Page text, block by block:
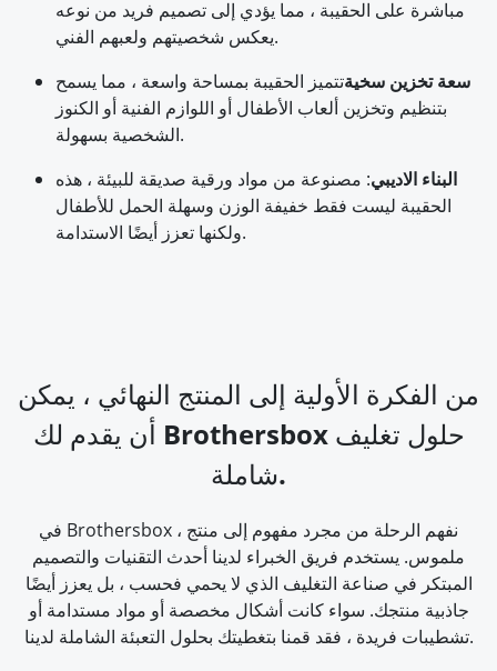
مباشرة على الحقيبة ، مما يؤدي إلى تصميم فريد من نوعه
يعكس شخصيتهم ولعبهم الفني.
سعة تخزين سخيةتتميز الحقيبة بمساحة واسعة ، مما يسمح
بتنظيم وتخزين ألعاب الأطفال أو اللوازم الفنية أو الكنوز
الشخصية بسهولة.
البناء الاديبي: مصنوعة من مواد ورقية صديقة للبيئة ، هذه
الحقيبة ليست فقط خفيفة الوزن وسهلة الحمل للأطفال
ولكنها تعزز أيضًا الاستدامة.
من الفكرة الأولية إلى المنتج النهائي ، يمكن
أن يقدم لك Brothersbox حلول تغليف
شاملة.
في Brothersbox ، نفهم الرحلة من مجرد مفهوم إلى منتج
ملموس. يستخدم فريق الخبراء لدينا أحدث التقنيات والتصميم
المبتكر في صناعة التغليف الذي لا يحمي فحسب ، بل يعزز أيضًا
جاذبية منتجك. سواء كانت أشكال مخصصة أو مواد مستدامة أو
تشطيبات فريدة ، فقد قمنا بتغطيتك بحلول التعبئة الشاملة لدينا.